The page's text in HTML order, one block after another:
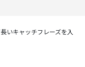
いキャッチフレーズを入